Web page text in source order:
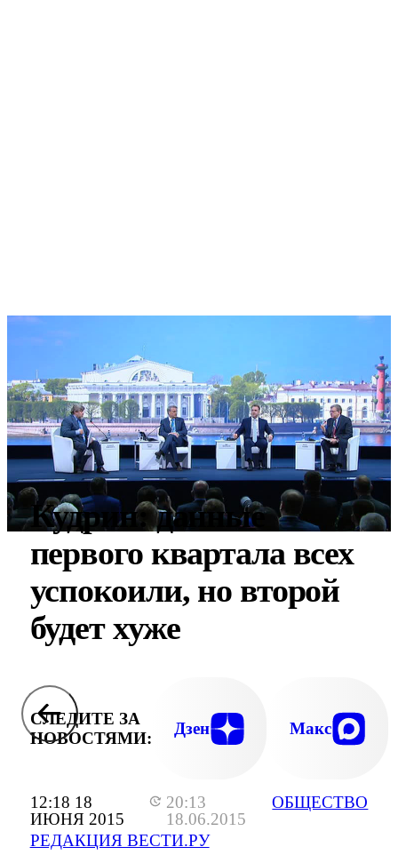
12:18 18
ИЮНЯ 2015
20:13
18.06.2015
РЕДАКЦИЯ ВЕСТИ.РУ
ОБЩЕСТВО
Кудрин: данные
первого квартала всех
успокоили, но второй
будет хуже
СЛЕДИТЕ ЗА
НОВОСТЯМИ:
Дзен Макс